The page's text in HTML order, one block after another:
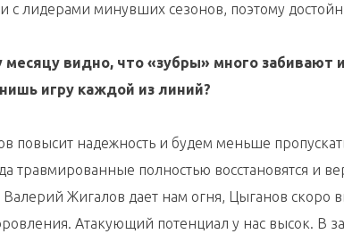
с лидерами минувших сезонов, поэтому
видно, что «зубры» много забивают
игру каждой из линий?
повысит надежность и будем меньше
травмированные полностью восстановятся и
Жигалов дает нам огня, Цыганов скоро
Атакующий потенциал у нас высок. В